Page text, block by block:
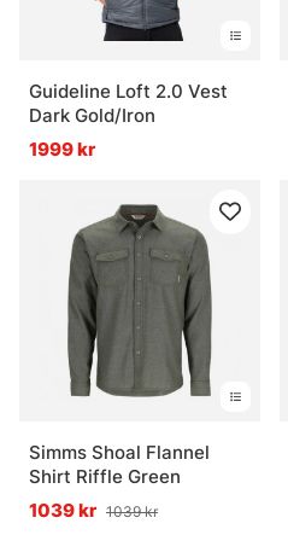
Guideline Loft 2.0 Vest
Dark Gold/Iron
1999 kr
Simms Shoal Flannel
Shirt Riffle Green
1039 kr 1039 kr